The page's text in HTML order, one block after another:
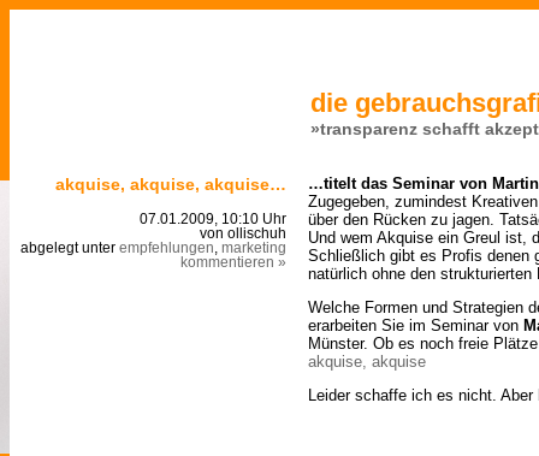
die
»transparenz schafft
akquise, akquise, akquise…
07.01.2009, 10:10 Uhr
von ollischuh
abgelegt unter empfehlungen marketing
kommentieren »
…titelt das Seminar von
Zugegeben, zumindest
über den Rücken zu jagen.
Und wem Akquise ein Greul ist,
Schließlich gibt es Profis denen
natürlich ohne den
Welche Formen und Strategien
erarbeiten Sie im Seminar von
Münster. Ob es noch freie
akquise, akquise
Leider schaffe ich es nicht.